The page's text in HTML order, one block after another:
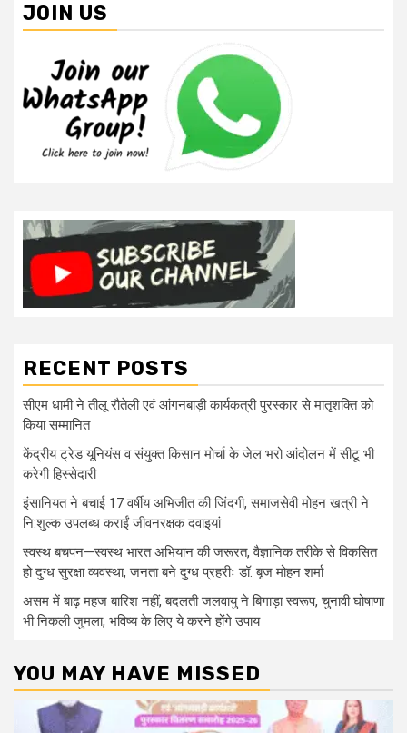
JOIN US
RECENT POSTS
सीएम धामी ने तीलू रौतेली एवं आंगनबाड़ी कार्यकत्री पुरस्कार से मातृशक्ति को
किया सम्मानित
केंद्रीय ट्रेड यूनियंस व संयुक्त किसान मोर्चा के जेल भरो आंदोलन में सीटू भी
करेगी हिस्सेदारी
इंसानियत ने बचाई 17 वर्षीय अभिजीत की जिंदगी, समाजसेवी मोहन खत्री ने
नि:शुल्क उपलब्ध कराईं जीवनरक्षक दवाइयां
स्वस्थ बचपन—स्वस्थ भारत अभियान की जरूरत, वैज्ञानिक तरीके से विकसित
हो दुग्ध सुरक्षा व्यवस्था, जनता बने दुग्ध प्रहरीः डॉ. बृज मोहन शर्मा
असम में बाढ़ महज बारिश नहीं, बदलती जलवायु ने बिगाड़ा स्वरूप, चुनावी घोषाणा
भी निकली जुमला, भविष्य के लिए ये करने होंगे उपाय
YOU MAY HAVE MISSED